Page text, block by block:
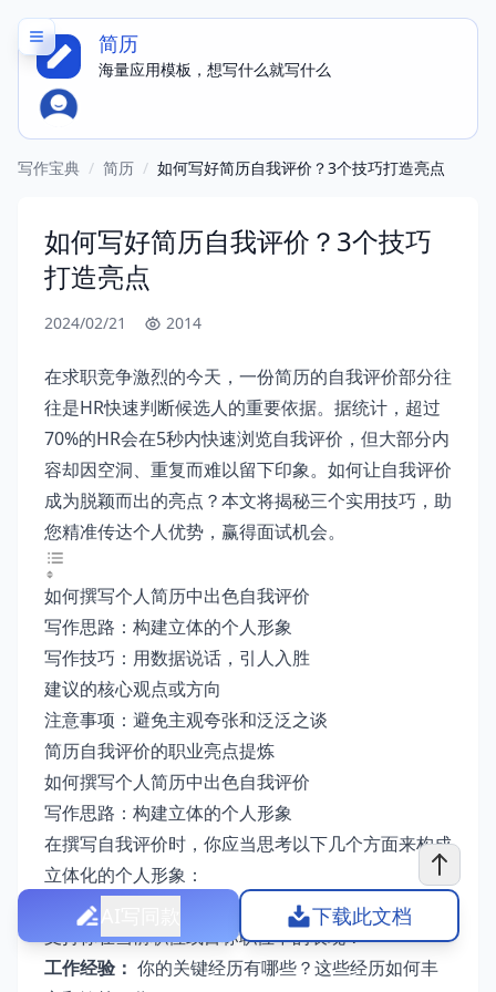
简历
海量应用模板，想写什么就写什么
写作宝典 / 简历 / 如何写好简历自我评价？3个技巧打造亮点
如何写好简历自我评价？3个技巧
打造亮点
2024/02/21 2014
在求职竞争激烈的今天，一份简历的自我评价部分往
往是HR快速判断候选人的重要依据。据统计，超过
70%的HR会在5秒内快速浏览自我评价，但大部分内
容却因空洞、重复而难以留下印象。如何让自我评价
成为脱颖而出的亮点？本文将揭秘三个实用技巧，助
您精准传达个人优势，赢得面试机会。
如何撰写个人简历中出色自我评价
写作思路：构建立体的个人形象
写作技巧：用数据说话，引人入胜
建议的核心观点或方向
注意事项：避免主观夸张和泛泛之谈
简历自我评价的职业亮点提炼
如何撰写个人简历中出色自我评价
写作思路：构建立体的个人形象
在撰写自我评价时，你应当思考以下几个方面来构成
立体化的个人形象：
专业技能：
你最擅长哪些职业技能？这些技能如何
支持你在当前职位或目标职位中的表现？
工作经验： 你的关键经历有哪些？这些经历如何丰
下载此文档